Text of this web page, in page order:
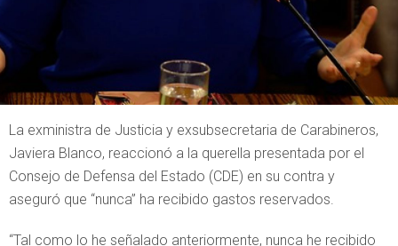
La exministra de Justicia y exsubsecretaria de Carabineros,
Javiera Blanco, reaccionó a la querella presentada por el
Consejo de Defensa del Estado (CDE) en su contra y
aseguró que “nunca” ha recibido gastos reservados.
“Tal como lo he señalado anteriormente, nunca he recibido